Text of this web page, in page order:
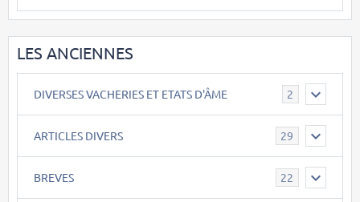
LES ANCIENNES
DIVERSES VACHERIES ET ETATS D'ÂME 2
ARTICLES DIVERS 29
BREVES 22